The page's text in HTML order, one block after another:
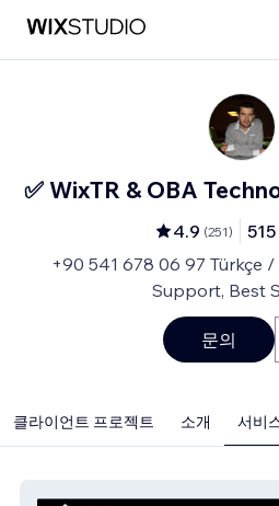
✅ WixTR & OBA
4.9 (251) 515
+90 541 678 06 97 Türkçe / English, Worldwide
Support, Best
문의
클라이언트 프로젝트 소개 서비